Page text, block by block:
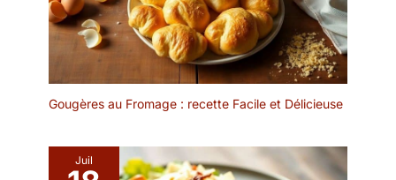
les ensembles de
vaisselle à glaçure
réactive sont
généralement fabriqués à
partir de vernis sans
plomb et de matériaux
non toxiques, assurant
fois sûre et respectueuse
de l'environnement,
Gougères au Fromage : recette Facile et Délicieuse
Juil